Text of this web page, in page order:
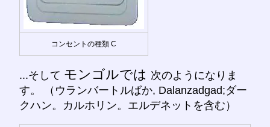
コンセントの種類 C
...そして モンゴルでは 次のようになりま
す。 （ウランバートルばか, Dalanzadgad;ダー
クハン。カルホリン。エルデネットを含む）